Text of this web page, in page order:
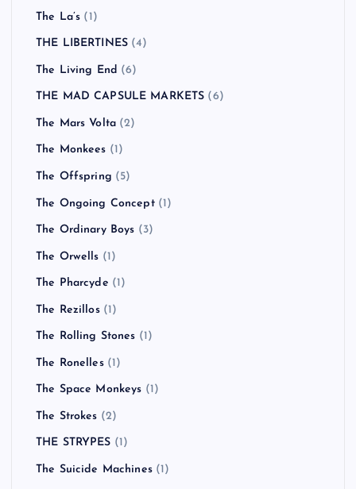
The La’s (1)
THE LIBERTINES (4)
The Living End (6)
THE MAD CAPSULE MARKETS (6)
The Mars Volta (2)
The Monkees (1)
The Offspring (5)
The Ongoing Concept(1)
The Ordinary Boys (3)
The Orwells (1)
The Pharcyde (1)
The Rezillos(1)
The Rolling Stones (1)
The Ronelles(1)
The Space Monkeys (1)
The Strokes (2)
THE STRYPES (1)
The Suicide Machines(1)